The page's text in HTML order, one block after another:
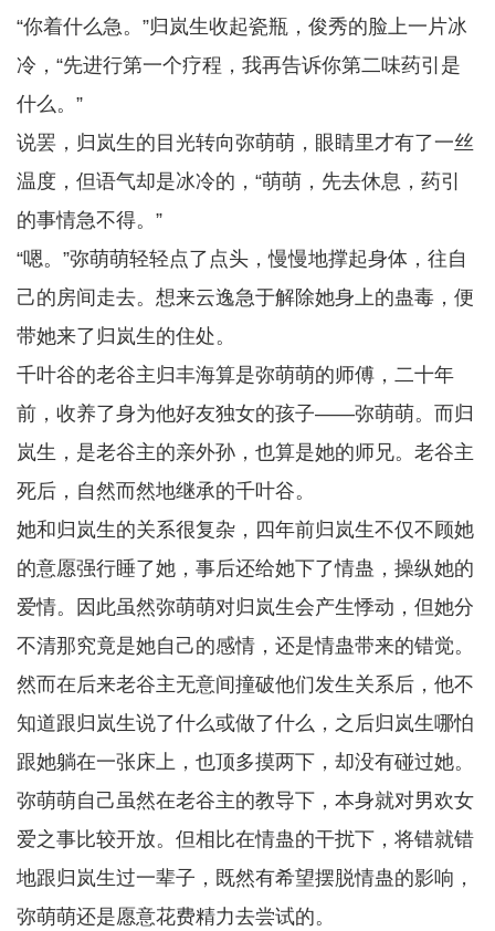
“你着什么急。”归岚生收起瓷瓶，俊秀的脸上一片冰
冷，“先进行第一个疗程，我再告诉你第二味药引是
什么。”
说罢，归岚生的目光转向弥萌萌，眼睛里才有了一丝
温度，但语气却是冰冷的，“萌萌，先去休息，药引
的事情急不得。”
“嗯。”弥萌萌轻轻点了点头，慢慢地撑起身体，往自
己的房间走去。想来云逸急于解除她身上的蛊毒，便
带她来了归岚生的住处。
千叶谷的老谷主归丰海算是弥萌萌的师傅，二十年
前，收养了身为他好友独女的孩子——弥萌萌。而归
岚生，是老谷主的亲外孙，也算是她的师兄。老谷主
死后，自然而然地继承的千叶谷。
她和归岚生的关系很复杂，四年前归岚生不仅不顾她
的意愿强行睡了她，事后还给她下了情蛊，操纵她的
爱情。因此虽然弥萌萌对归岚生会产生悸动，但她分
不清那究竟是她自己的感情，还是情蛊带来的错觉。
然而在后来老谷主无意间撞破他们发生关系后，他不
知道跟归岚生说了什么或做了什么，之后归岚生哪怕
跟她躺在一张床上，也顶多摸两下，却没有碰过她。
弥萌萌自己虽然在老谷主的教导下，本身就对男欢女
爱之事比较开放。但相比在情蛊的干扰下，将错就错
地跟归岚生过一辈子，既然有希望摆脱情蛊的影响，
弥萌萌还是愿意花费精力去尝试的。